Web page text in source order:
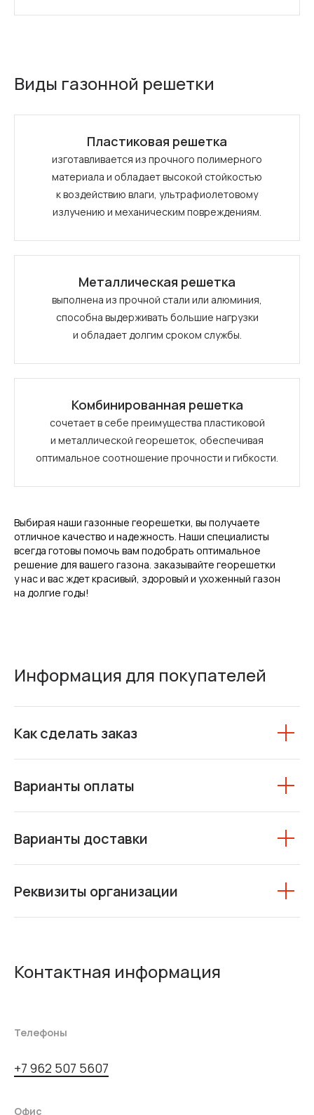
Виды газонной решетки
Пластиковая решетка
изготавливается из прочного полимерного
материала и обладает высокой стойкостью
к воздействию влаги, ультрафиолетовому
излучению и механическим повреждениям.
Металлическая решетка
выполнена из прочной стали или алюминия,
способна выдерживать большие нагрузки
и обладает долгим сроком службы.
Комбинированная решетка
сочетает в себе преимущества пластиковой
и металлической георешеток, обеспечивая
оптимальное соотношение прочности и гибкости.
Выбирая наши газонные георешетки, вы получаете
отличное качество и надежность. Наши специалисты
всегда готовы помочь вам подобрать оптимальное
решение для вашего газона. заказывайте георешетки
у нас и вас ждет красивый, здоровый и ухоженный газон
на долгие годы!
Информация для покупателей
Как сделать заказ
Варианты оплаты
Варианты доставки
Реквизиты организации
Контактная информация
Телефоны
+7 962 507 5607
Офис